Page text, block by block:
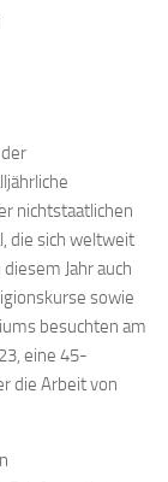
nichtstaatlichen
die sich weltweit
Jahr auch
sowie
besuchten am
eine 45-
die Arbeit von